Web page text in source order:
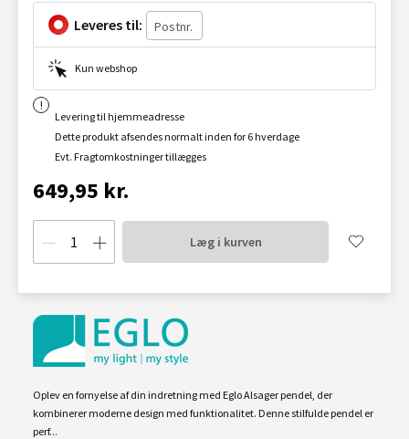
Leveres til:
Kun webshop
Levering til hjemmeadresse
Dette produkt afsendes normalt inden for 6 hverdage
Evt. Fragtomkostninger tillægges
649,95 kr.
Læg i kurven
Oplev en fornyelse af din indretning med Eglo Alsager pendel, der
kombinerer moderne design med funktionalitet. Denne stilfulde pendel er
perf...